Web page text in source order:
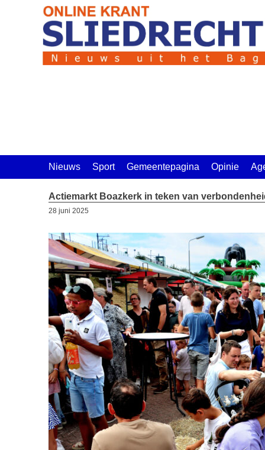
Nieuws Sport Gemeentepagina Opinie
Actiemarkt Boazkerk in teken van
28 juni 2025